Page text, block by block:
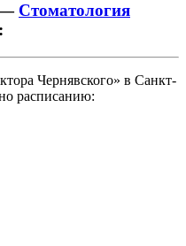
— Стоматология
:
Чернявского» в Санкт-
расписанию: